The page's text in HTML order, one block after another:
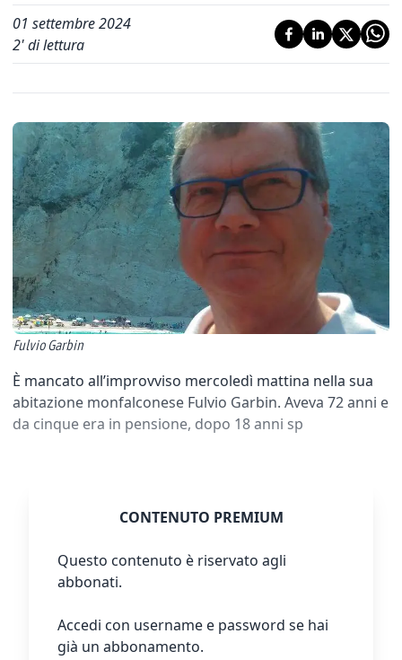
01 settembre 2024
2' di lettura
Fulvio Garbin
È mancato all’improvviso mercoledì mattina nella sua
abitazione monfalconese Fulvio Garbin. Aveva 72 anni e
da cinque era in pensione, dopo 18 anni sp
CONTENUTO PREMIUM
Questo contenuto è riservato agli
abbonati.
Accedi con username e password se hai
già un abbonamento.